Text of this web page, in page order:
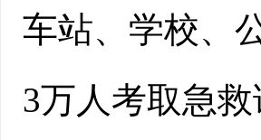
车站、学校、
3万人考取急